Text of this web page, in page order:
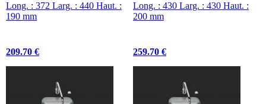
Long. : 372 Larg. : 440 Haut. :
190 mm
209.70 €
Long. : 430 Larg. : 430 Haut. :
200 mm
259.70 €